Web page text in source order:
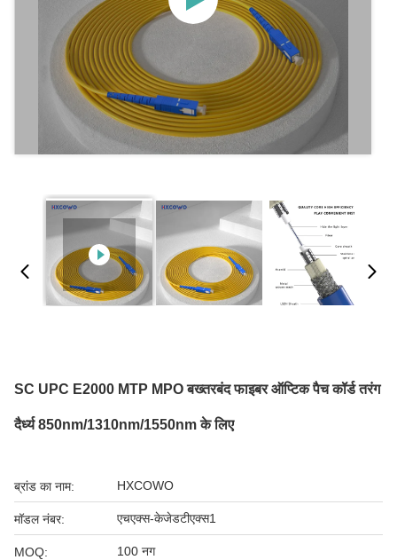
SC UPC E2000 MTP MPO बख्तरबंद फाइबर ऑप्टिक पैच कॉर्ड तरंग
दैर्ध्य 850nm/1310nm/1550nm के लिए
ब्रांड का नाम: HXCOWO
मॉडल नंबर: एचएक्स-केजेडटीएक्स1
MOQ: 100 नग